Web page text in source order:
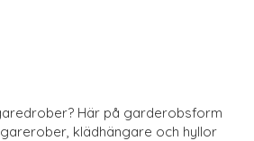
Här på garderobsform
klädhängare och hyllor